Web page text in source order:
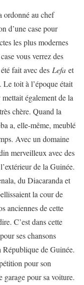
ordonné au chef
d’une case pour
les plus modernes
vous verrez des
fait avec des Lefa et
Le toit à l’époque était
également de la
chère. Quand la
a, elle-même, meublé
Avec un domaine
merveilleux avec des
de la Guinée.
du Diacaranda et
la cour de
anciennes de cette
C’est dans cette
ses chansons
République de Guinée.
pour son
garage pour sa voiture.